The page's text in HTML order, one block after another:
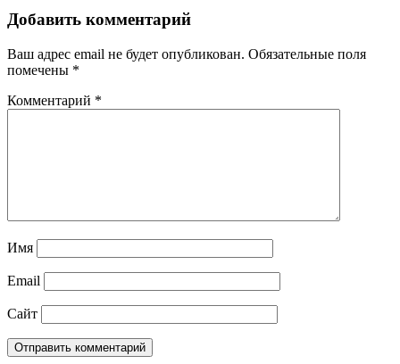
Добавить комментарий
Ваш адрес email не будет опубликован. Обязательные поля
помечены *
Комментарий *
Имя
Email
Сайт